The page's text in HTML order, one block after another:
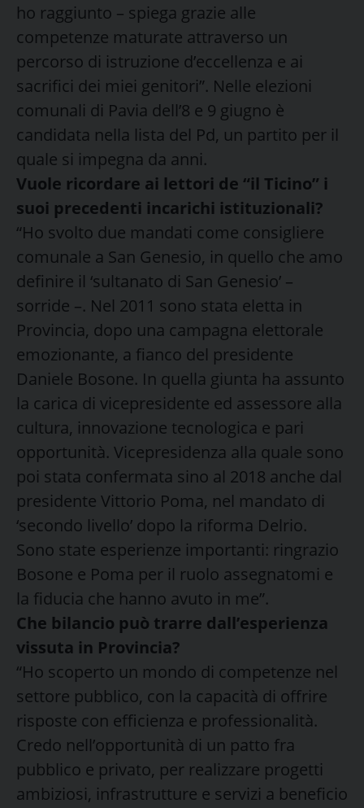
ho raggiunto – spiega grazie alle
competenze maturate attraverso un
percorso di istruzione d’eccellenza e ai
sacrifici dei miei genitori”. Nelle elezioni
comunali di Pavia dell’8 e 9 giugno è
candidata nella lista del Pd, un partito per il
quale si impegna da anni.
Vuole ricordare ai lettori de “il Ticino” i
suoi precedenti incarichi istituzionali?
“Ho svolto due mandati come consigliere
comunale a San Genesio, in quello che amo
definire il ‘sultanato di San Genesio’ –
sorride –. Nel 2011 sono stata eletta in
Provincia, dopo una campagna elettorale
emozionante, a fianco del presidente
Daniele Bosone. In quella giunta ha assunto
la carica di vicepresidente ed assessore alla
cultura, innovazione tecnologica e pari
opportunità. Vicepresidenza alla quale sono
poi stata confermata sino al 2018 anche dal
presidente Vittorio Poma, nel mandato di
‘secondo livello’ dopo la riforma Delrio.
Sono state esperienze importanti: ringrazio
Bosone e Poma per il ruolo assegnatomi e
la fiducia che hanno avuto in me”.
Che bilancio può trarre dall’esperienza
vissuta in Provincia?
“Ho scoperto un mondo di competenze nel
settore pubblico, con la capacità di offrire
risposte con efficienza e professionalità.
Credo nell’opportunità di un patto fra
pubblico e privato, per realizzare progetti
ambiziosi, infrastrutture e servizi a beneficio